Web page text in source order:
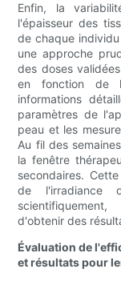
Enfin, la
l'épaisseur des
de chaque
une approche
des doses
en fonction de
informations
paramètres de
peau et les
Au fil des
la fenêtre
secondaires.
de l'irradiance
d'obtenir des
Évaluation de
et résultats pour